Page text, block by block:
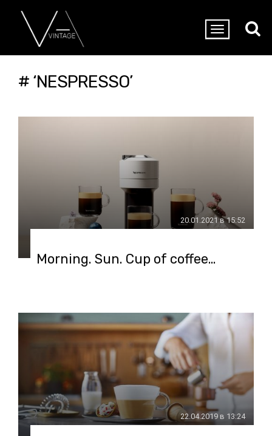
# ‘NESPRESSO’
20.01.2021 в 15:52
Morning. Sun. Cup of coffee…
22.04.2019 в 13:24